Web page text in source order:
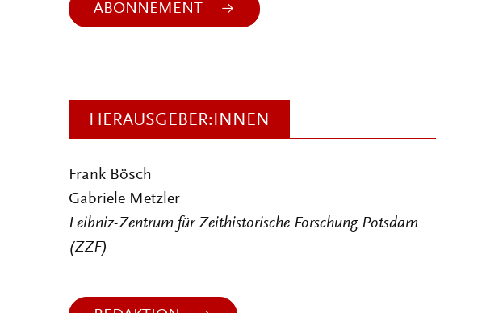
ABONNEMENT
HERAUSGEBER:INNEN
Frank Bösch
Gabriele Metzler
Leibniz-Zentrum für Zeithistorische Forschung Potsdam
(ZZF)